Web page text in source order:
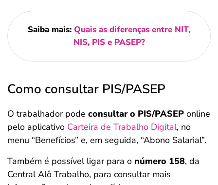
Saiba mais: Quais as diferenças entre NIT,
NIS, PIS e PASEP?
Como consultar PIS/PASEP
O trabalhador pode consultar o PIS/PASEP online
pelo aplicativo Carteira de Trabalho Digital, no
menu “Benefícios” e, em seguida, “Abono Salarial”.
Também é possível ligar para o número 158, da
Central Alô Trabalho, para consultar mais